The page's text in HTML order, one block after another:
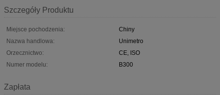
Szczegóły Produktu
Miejsce pochodzenia:
Chiny
Nazwa handlowa:
Unimetro
Orzecznictwo:
CE, ISO
Numer modelu:
B300
Zapłata